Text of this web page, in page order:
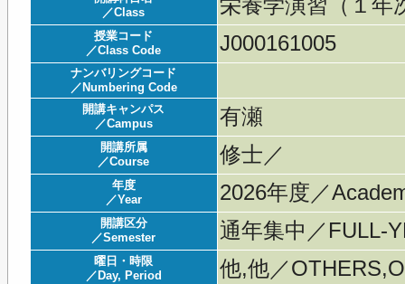
／Class
栄養学演習（１年
授業コード
／Class Code
J000161005
ナンバリングコード
／Numbering Code
開講キャンパス
／Campus
有瀬
開講所属
／Course
修士／
年度
／Year
2026年度／
開講区分
／Semester
通年集中／FULL-
曜日・時限
／Day, Period
他,他／